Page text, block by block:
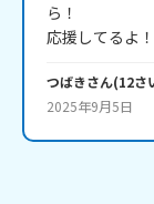
ら！
つばきさん(12さ
2025年9月5日